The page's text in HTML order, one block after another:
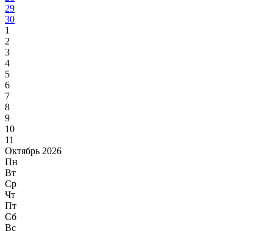
29
30
1
2
3
4
5
6
7
8
9
10
11
Октябрь 2026
Пн
Вт
Ср
Чт
Пт
Сб
Вс